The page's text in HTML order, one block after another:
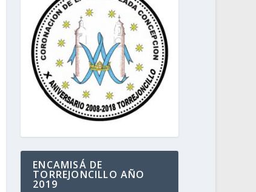
ENCAMISÁ DE
TORREJONCILLO AÑO
2019